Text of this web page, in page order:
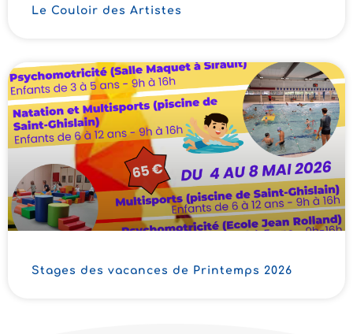
Le Couloir des Artistes
Stages des vacances de Printemps 2026